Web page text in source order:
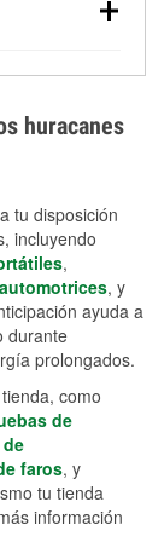
son
estancada y
son
huracanes
tu disposición
incluyendo
,
, y
ayuda a
durante
prolongados.
como
de
faros, y
tu tienda
información